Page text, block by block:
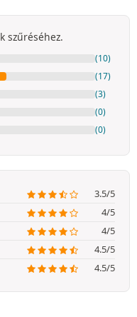
szűréséhez.
(10)
(17)
(3)
(0)
(0)
3.5/5
4/5
4/5
4.5/5
4.5/5